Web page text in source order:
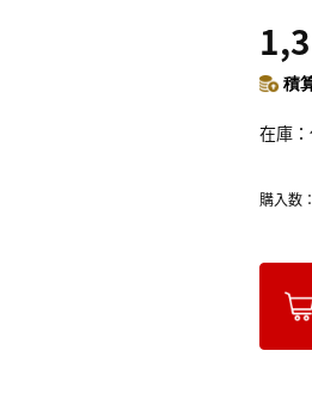
積
在庫
購入数